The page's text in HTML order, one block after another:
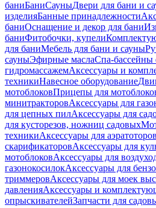
баниБаниСауныДвери для бани и
изделияБанные принадлежности
баниОснащение и декор для бани
баниФитобочки, купели
для баниМебель для бани и сауны
сауныЭфирные маслаСпа-бассейны
гидромассажемАксессуары и
техникиНавесное оборудование
мотоблоковПрицепы для
минитракторовАксессуары для
для цепных пилАксессуары для
для кусторезов, ножниц садовых
техникиАксессуары для
скарификаторовАксессуары для
мотоблоковАксессуары для
газонокосилокАксессуары для
триммеровАксессуары для моек
давленияАксессуары и
опрыскивателейЗапчасти для